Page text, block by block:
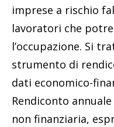
imprese a rischio
lavoratori che
l’occupazione. Si
strumento di
dati economico-
Rendiconto
non finan­ziaria,